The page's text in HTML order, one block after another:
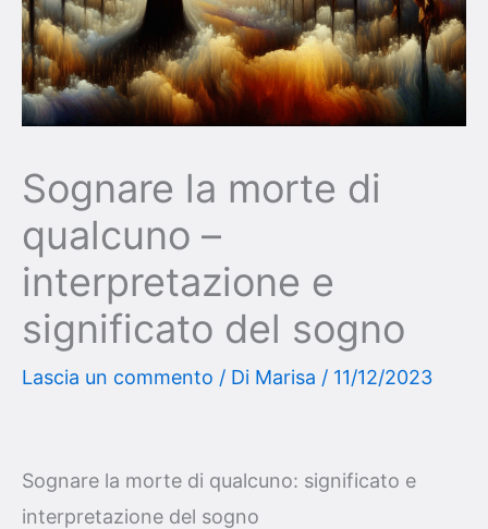
Sognare la morte di
qualcuno –
interpretazione e
significato del sogno
Lascia un commento / Di Marisa / 11/12/2023
Sognare la morte di qualcuno: significato e
interpretazione del sogno